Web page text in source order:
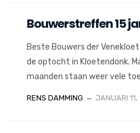
Bouwerstreffen 15
Beste Bouwers der
de optocht in Kloetendonk.
maanden staan weer vele
RENS DAMMING JANUARI 11,